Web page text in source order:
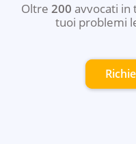
Oltre 200 avvocati in
tuoi problemi